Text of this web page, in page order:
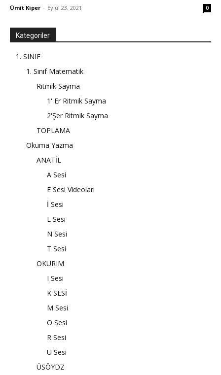
Ümit Kiper - Eylül 23, 2021 0
Kategoriler
1. SINIF
1. Sınıf Matematik
Ritmik Sayma
1' Er Ritmik Sayma
2'Şer Ritmik Sayma
TOPLAMA
Okuma Yazma
ANATİL
A Sesi
E Sesi Videoları
İ Sesi
L Sesi
N Sesi
T Sesi
OKURIM
I Sesi
K SESİ
M Sesi
O Sesi
R Sesi
U Sesi
ÜSÖYDZ